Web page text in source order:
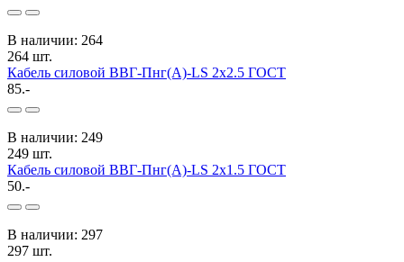
В наличии: 264
264 шт.
Кабель силовой ВВГ-Пнг(А)-LS 2x2.5 ГОСТ
85.-
В наличии: 249
249 шт.
Кабель силовой ВВГ-Пнг(А)-LS 2x1.5 ГОСТ
50.-
В наличии: 297
297 шт.